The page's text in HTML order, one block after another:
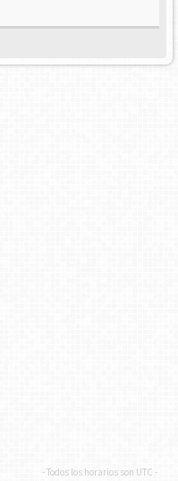
- Todos los horarios son UTC -